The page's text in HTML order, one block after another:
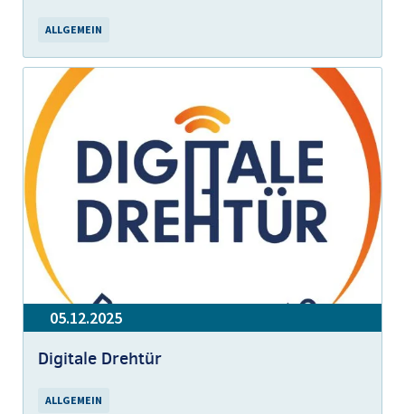
ALLGEMEIN
05.12.2025
Digitale Drehtür
ALLGEMEIN